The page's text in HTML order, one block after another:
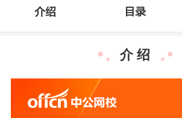
介绍 目录
介 绍